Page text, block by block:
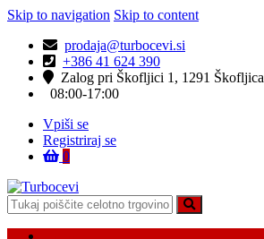
Skip to navigation Skip to content
prodaja@turbocevi.si
+386 41 624 390
Zalog pri Škofljici 1, 1291 Škofljica
08:00-17:00
Vpiši se
Registriraj se
0
Turbocevi
Turbo ideal – turbo cevi